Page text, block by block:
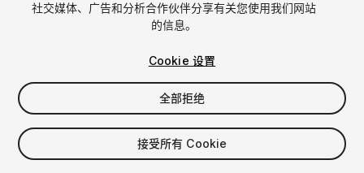
$4.99
增值税将在结算时计算
社交媒体、广告和分析合作伙伴分享有关您使用我们网站
的信息。
Cookie 设置
全部拒绝
接受所有 Cookie